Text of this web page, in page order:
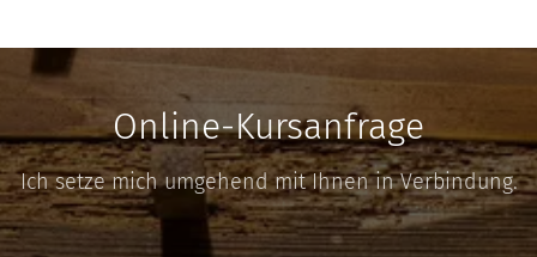
Online-Kursanfrage
Ich setze mich umgehend mit Ihnen in Verbindung.